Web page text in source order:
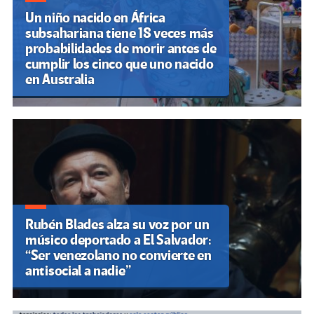
Un niño nacido en África
subsahariana tiene 18 veces más
probabilidades de morir antes de
cumplir los cinco que uno nacido
en Australia
Rubén Blades alza su voz por un
músico deportado a El Salvador:
“Ser venezolano no convierte en
antisocial a nadie”